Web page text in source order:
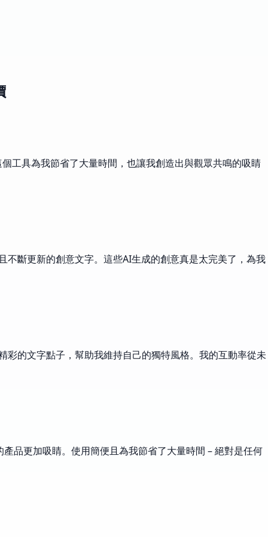
工具為我節省了大量時間，也讓我創造出與觀眾共鳴的吸睛
斷更新的創意文字。這些AI生成的創意真是太完美了，為我
的文字點子，幫助我維持自己的獨特風格。我的互動率從未
品更加吸睛。使用簡便且為我節省了大量時間 – 絕對是任何